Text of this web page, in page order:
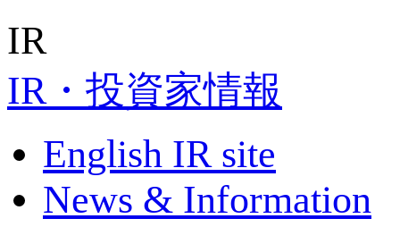
IR
IR・投資家情報
English IR site
News & Information